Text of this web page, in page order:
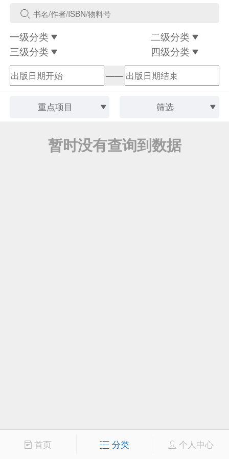
一级分类
二级分类
三级分类
四级分类
——
重点项目 筛选
暂时没有查询到数据
首页 分类 个人中心